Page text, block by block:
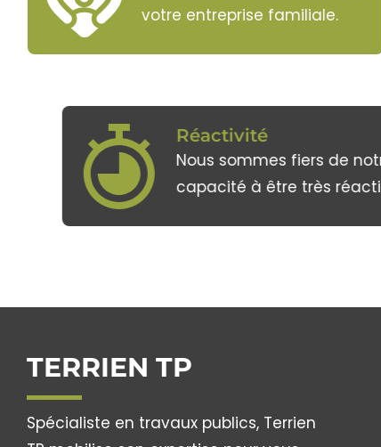
votre entreprise familiale.
Réactivité
Nous sommes fiers de notre
capacité à être très réactifs.
TERRIEN TP
Spécialiste en travaux publics, Terrien